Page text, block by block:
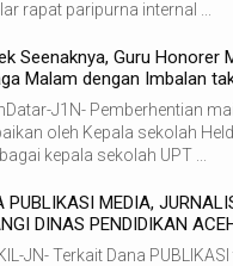
rapat paripurna internal ...
Seenaknya, Guru Honorer
Malam dengan Imbalan
J1N- Pemberhentian
oleh Kepala sekolah
kepala sekolah UPT ...
PUBLIKASI MEDIA,
DINAS PENDIDIKAN
JN- Terkait Dana